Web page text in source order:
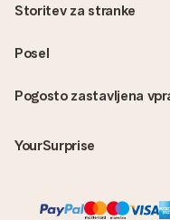
Pogosto zastavljena
YourSurprise
Storitev za stranke
Posel